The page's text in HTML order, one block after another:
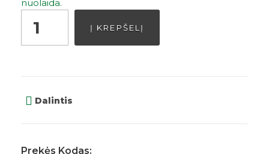
nuolaida.
Į KREPŠELĮ
Dalintis
Prekės Kodas: